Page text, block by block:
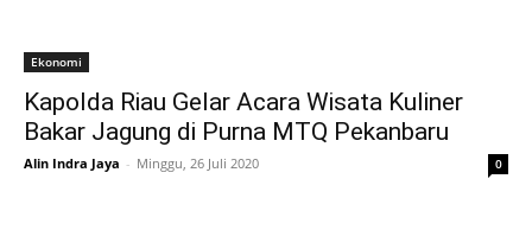
Ekonomi
Kapolda Riau Gelar Acara Wisata Kuliner
Bakar Jagung di Purna MTQ Pekanbaru
Alin Indra Jaya - Minggu, 26 Juli 2020 0